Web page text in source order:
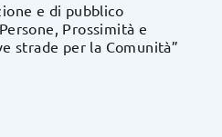
e di pubblico
Prossimità e
strade per la Comunità”